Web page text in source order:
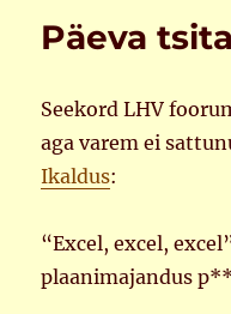
Päeva
Seekord LHV
aga varem ei
Ikaldus:
“Excel, excel,
plaanimajandus